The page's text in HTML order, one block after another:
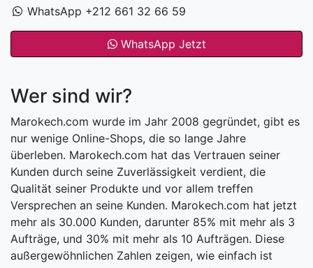
WhatsApp +212 661 32 66 59
WhatsApp Jetzt
Wer sind wir?
Marokech.com wurde im Jahr 2008 gegründet, gibt es
nur wenige Online-Shops, die so lange Jahre
überleben. Marokech.com hat das Vertrauen seiner
Kunden durch seine Zuverlässigkeit verdient, die
Qualität seiner Produkte und vor allem treffen
Versprechen an seine Kunden. Marokech.com hat jetzt
mehr als 30.000 Kunden, darunter 85% mit mehr als 3
Aufträge, und 30% mit mehr als 10 Aufträgen. Diese
außergewöhnlichen Zahlen zeigen, wie einfach ist